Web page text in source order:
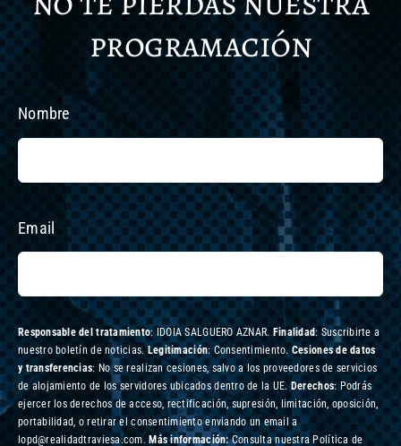
programación
Nombre
Email
Responsable del tratamiento: IDOIA SALGUERO AZNAR. Finalidad: Suscribirte a
nuestro boletín de noticias.Legitimación: Consentimiento.Cesiones de datos
y transferencias: No se realizan cesiones, salvo a los proveedores de servicios
de alojamiento de los servidores ubicados dentro de la UE. Derechos: Podrás
ejercer los derechos de acceso, rectificación, supresión, limitación, oposición,
portabilidad, o retirar el consentimiento enviando un email a
lopd@realidadtraviesa.com. Más información:Consulta nuestra Política de